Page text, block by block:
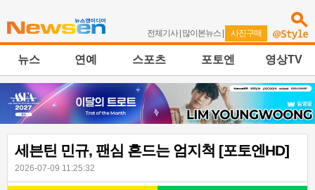
전체기사| 많이본뉴스 | 사진구매
뉴스 연예 스포츠 포토엔 영상TV
세븐틴 민규, 팬심 흔드는 엄지척 [포토엔HD]
2026-07-09 11:25:32